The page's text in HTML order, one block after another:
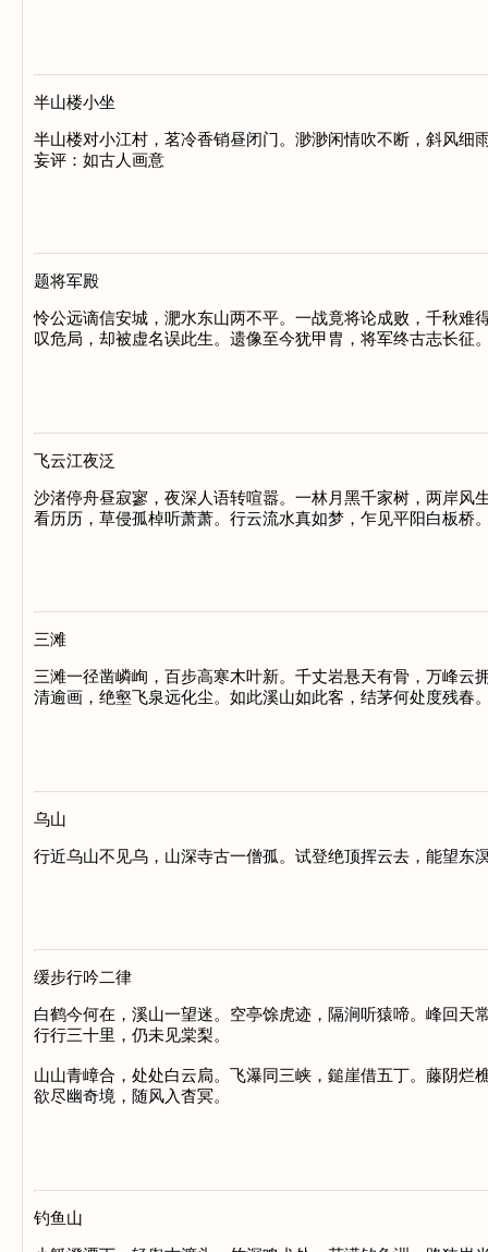
半山楼小坐
半山楼对小江村，茗冷香销昼闭门。渺渺闲情吹不断，斜风细
妄评：如古人画意
题将军殿
怜公远谪信安城，淝水东山两不平。一战竟将论成败，千秋难
叹危局，却被虚名误此生。遗像至今犹甲胄，将军终古志长征
飞云江夜泛
沙渚停舟昼寂寥，夜深人语转喧嚣。一林月黑千家树，两岸风
看历历，草侵孤棹听萧萧。行云流水真如梦，乍见平阳白板桥
三滩
三滩一径凿嶙峋，百步高寒木叶新。千丈岩悬天有骨，万峰云
清逾画，绝壑飞泉远化尘。如此溪山如此客，结茅何处度残春
乌山
行近乌山不见乌，山深寺古一僧孤。试登绝顶挥云去，能望东
缓步行吟二律
白鹤今何在，溪山一望迷。空亭馀虎迹，隔涧听猿啼。峰回天
行行三十里，仍未见棠梨。
山山青嶂合，处处白云扃。飞瀑同三峡，鎚崖借五丁。藤阴烂
欲尽幽奇境，随风入杳冥。
钓鱼山